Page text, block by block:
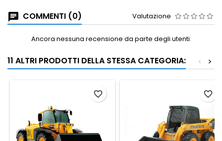
COMMENTI (0) Valutazione
Ancora nessuna recensione da parte degli utenti.
11 ALTRI PRODOTTI DELLA STESSA CATEGORIA: >
<
favorite_border favorite_border